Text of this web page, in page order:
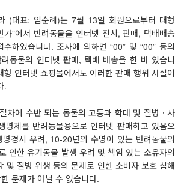
(대표: 임순례)는 7월 13일 회원으로부터 대형
가”에서 반려동물을 인터넷 전시, 판매, 택배배송
하였습니다. 조사에 의하면 “00” 및 “00” 등의
동물의 인터넷 판매, 택배 배송을 한 바 있습니
형 인터넷 쇼핑몰에서도 이러한 판매 행위 사실이
.
차에 수반 되는 동물의 고통과 학대 및 질병ㆍ사
명체를 반려동물용으로 인터넷 판매하고 있음으
경시 우려, 10-20년의 수명이 있는 반려동물의
인한 유기동물 발생 우려 및 책임 있는 소유자의
및 질병 위생 등의 문제로 인한 소비자 보호 침해
문제가 아닐 수 없습니다.